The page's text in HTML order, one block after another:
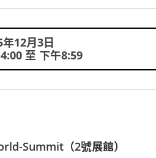
12月3日
至 下午8:59
Summit（2號展館）